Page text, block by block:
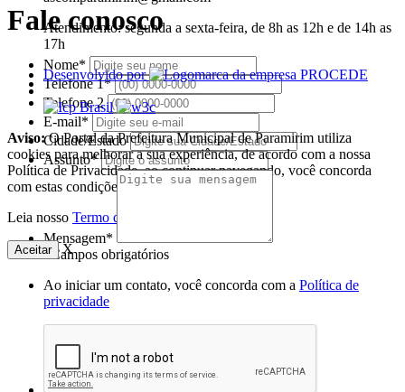
Fale conosco
Nome*
Telefone 1*
Telefone 2
E-mail*
Cidade/Estado
Assunto*
Mensagem*
*Campos obrigatórios
Ao iniciar um contato, você concorda com a Política de
privacidade
Atendimento: segunda a sexta-feira, de 8h as 12h e de 14h as
17h
Desenvolvido por
Aviso:O Portal da Prefeitura Municipal de Paramirim utiliza
cookies para melhorar a sua experiência, de acordo com a nossa
Política de Privacidade, ao continuar navegando, você concorda
com estas condições
Leia nosso Termo de Uso
Aceitar X